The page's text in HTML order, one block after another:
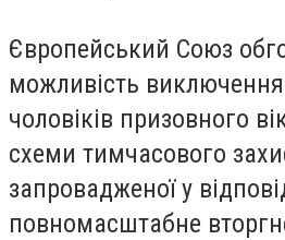
Європейський Союз
можливість виключення
чоловіків призовного
схеми тимчасового
запровадженої у
повномасштабне